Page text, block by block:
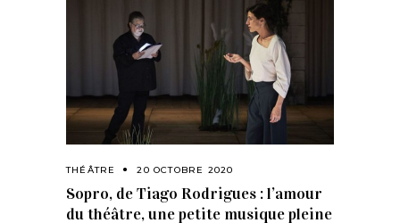
THÉÂTRE 20 OCTOBRE 2020
Sopro, de Tiago Rodrigues : l’amour
du théâtre, une petite musique pleine